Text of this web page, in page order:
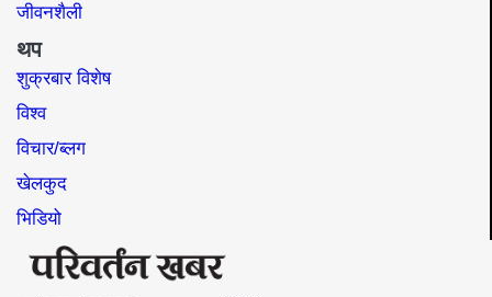
जीवनशैली
थप
शुक्रबार विशेष
विश्व
विचार/ब्लग
खेलकुद
भिडियो